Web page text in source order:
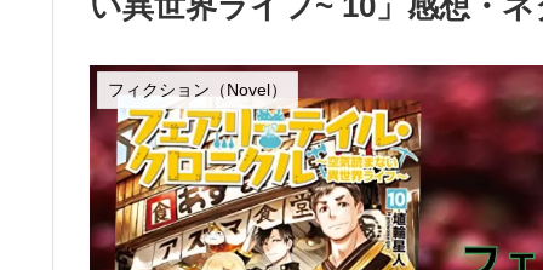
フィクション（Novel）